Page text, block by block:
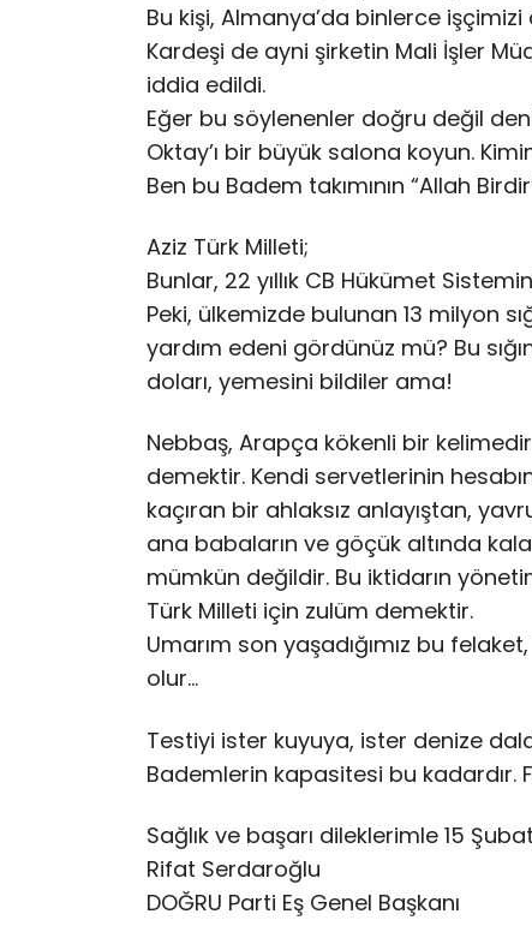
Bu kişi, Almanya’da binlerce işçimizi
Kardeşi de ayni şirketin Mali İşler
iddia edildi.
Eğer bu söylenenler doğru değil
Oktay’ı bir büyük salona koyun.
Ben bu Badem takımının “Allah
Aziz Türk Milleti;
Bunlar, 22 yıllık CB Hükümet
Peki, ülkemizde bulunan 13 milyon
yardım edeni gördünüz mü? Bu
doları, yemesini bildiler ama!
Nebbaş, Arapça kökenli bir
demektir. Kendi servetlerinin
kaçıran bir ahlaksız anlayıştan,
ana babaların ve göçük altında
mümkün değildir. Bu iktidarın
Türk Milleti için zulüm demektir.
Umarım son yaşadığımız bu
olur…
Testiyi ister kuyuya, ister denize
Bademlerin kapasitesi bu kadardır.
Sağlık ve başarı dileklerimle 15
Rifat Serdaroğlu
DOĞRU Parti Eş Genel Başkanı